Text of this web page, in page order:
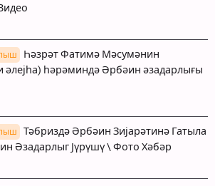
Һәзрәт Фатимә Мәсумәнин
әлејһа) һәрәминдә Әрбәин әзадарлығы
Тәбриздә Әрбәин Зијарәтинә Гатыла
Әзадарлыг Јүрүшү \ Фото Хәбәр